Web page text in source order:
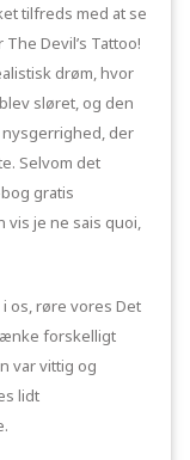
tilfreds med at se
Devil’s Tattoo!
drøm, hvor
sløret, og den
der
Selvom det
gratis
je ne sais quoi,
os, røre vores Det
forskelligt
var vittig og
lidt